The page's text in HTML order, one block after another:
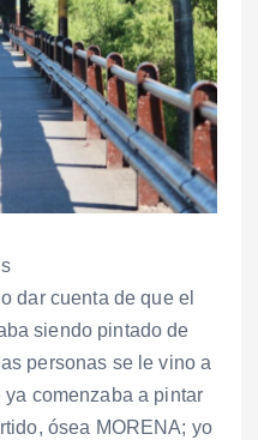
dar cuenta de que el
siendo pintado de
personas se le vino a
ya comenzaba a pintar
ósea MORENA; yo